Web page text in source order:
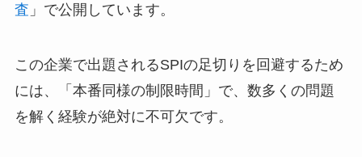
査 」で公開しています。
この企業で出題されるSPIの足切りを回避するため
には、「本番同様の制限時間」で、数多くの問題
を解く経験が絶対に不可欠です。